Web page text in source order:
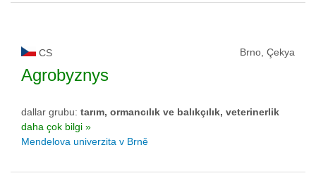
CS Brno, Çekya
Agrobyznys
dallar grubu: tarım, ormancılık ve balıkçılık, veterinerlik
daha çok bilgi »
Mendelova univerzita v Brně